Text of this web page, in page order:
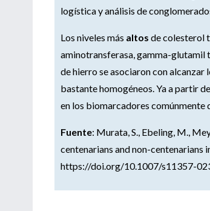
logística y análisis de
Los niveles más altos de colesterol
aminotransferasa, gamma-glutamil
de hierro se asociaron con
bastante homogéneos. Ya a partir
en los biomarcadores comúnmente
Fuente: Murata, S., Ebeling, M.,
centenarians and non-centenarians
https://doi.org/10.1007/s11357-